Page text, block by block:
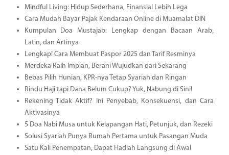
Mindful Living: Hidup Sederhana, Finansial Lebih Lega
Cara Mudah Bayar Pajak Kendaraan Online di Muamalat DIN
Kumpulan Doa Mustajab: Lengkap dengan Bacaan Arab,
Latin, dan Artinya
Lengkap! Cara Membuat Paspor 2025 dan Tarif Resminya
Merdeka Raih Impian, Berani Wujudkan dari Sekarang
Bebas Pilih Hunian, KPR-nya Tetap Syariah dan Ringan
Rindu Haji tapi Dana Belum Cukup? Yuk, Nabung di Sini!
Rekening Tidak Aktif? Ini Penyebab, Konsekuensi, dan Cara
Aktivasinya
5 Doa Nabi Musa untuk Kelapangan Hati, Petunjuk, dan Rezeki
Solusi Syariah Punya Rumah Pertama untuk Pasangan Muda
Satu Kali Penempatan, Dapat Hadiah Langsung di Awal